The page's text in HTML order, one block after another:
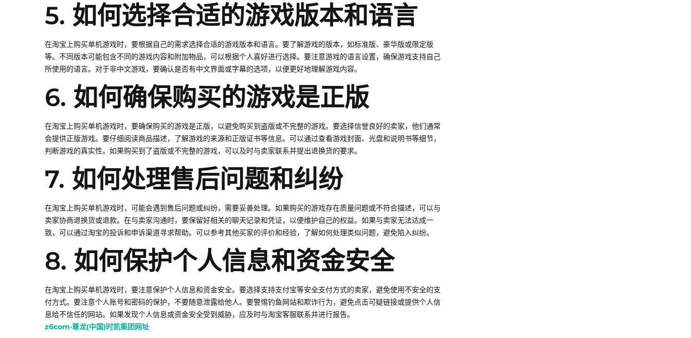
5. 如何选择合适的游戏版本和语言
在淘宝上购买单机游戏时，要根据自己的需求选择合适的游戏版本和语言。要了解游戏的版本，如标准版、豪华版或限定版
等。不同版本可能包含不同的游戏内容和附加物品，可以根据个人喜好进行选择。要注意游戏的语言设置，确保游戏支持自己
所使用的语言。对于非中文游戏，要确认是否有中文界面或字幕的选项，以便更好地理解游戏内容。
6. 如何确保购买的游戏是正版
在淘宝上购买单机游戏时，要确保购买的游戏是正版，以避免购买到盗版或不完整的游戏。要选择信誉良好的卖家，他们通常
会提供正版游戏。要仔细阅读商品描述，了解游戏的来源和正版证书等信息。可以通过查看游戏封面、光盘和说明书等细节，
判断游戏的真实性。如果购买到了盗版或不完整的游戏，可以及时与卖家联系并提出退换货的要求。
7. 如何处理售后问题和纠纷
在淘宝上购买单机游戏时，可能会遇到售后问题或纠纷，需要妥善处理。如果购买的游戏存在质量问题或不符合描述，可以与
卖家协商退换货或退款。在与卖家沟通时，要保留好相关的聊天记录和凭证，以便维护自己的权益。如果与卖家无法达成一
致，可以通过淘宝的投诉和申诉渠道寻求帮助。可以参考其他买家的评价和经验，了解如何处理类似问题，避免陷入纠纷。
8. 如何保护个人信息和资金安全
在淘宝上购买单机游戏时，要注意保护个人信息和资金安全。要选择支持支付宝等安全支付方式的卖家，避免使用不安全的支
付方式。要注意个人账号和密码的保护，不要随意泄露给他人。要警惕钓鱼网站和欺诈行为，避免点击可疑链接或提供个人信
息给不信任的网站。如果发现个人信息或资金安全受到威胁，应及时与淘宝客服联系并进行报告。
z6com·尊龙(中国)时凯集团网址